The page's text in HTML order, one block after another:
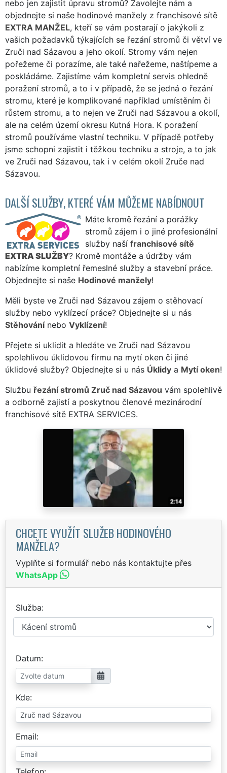
nebo jen zajistit úpravu stromů? Zavolejte nám a
objednejte si naše hodinové manžely z franchisové sítě
EXTRA MANŽEL, kteří se vám postarají o jakýkoli z
vašich požadavků týkajících se řezání stromů či větví ve
Zruči nad Sázavou a jeho okolí. Stromy vám nejen
pořežeme či porazíme, ale také nařežeme, naštípeme a
poskládáme. Zajistíme vám kompletní servis ohledně
poražení stromů, a to i v případě, že se jedná o řezání
stromu, které je komplikované například umístěním či
růstem stromu, a to nejen ve Zruči nad Sázavou a okolí,
ale na celém území okresu Kutná Hora. K poražení
stromů používáme vlastní techniku. V případě potřeby
jsme schopni zajistit i těžkou techniku a stroje, a to jak
ve Zruči nad Sázavou, tak i v celém okolí Zruče nad
Sázavou.
DALŠÍ SLUŽBY, KTERÉ VÁM MŮŽEME NABÍDNOUT
Máte kromě řezání a porážky
stromů zájem i o jiné profesionální
služby naší franchisové sítě
EXTRA SLUŽBY? Kromě montáže a údržby vám
nabízíme kompletní řemeslné služby a stavební práce.
Objednejte si naše Hodinové manžely!
Měli byste ve Zruči nad Sázavou zájem o stěhovací
služby nebo vyklízecí práce? Objednejte si u nás
Stěhovánínebo Vyklízení!
Přejete si uklidit a hledáte ve Zruči nad Sázavou
spolehlivou úklidovou firmu na mytí oken či jiné
úklidové služby? Objednejte si u nás Úklidy a Mytí oken!
Službu řezání stromů Zruč nad Sázavou vám spolehlivě
a odborně zajistí a poskytnou členové mezinárodní
franchisové sítě EXTRA SERVICES.
CHCETE VYUŽÍT SLUŽEB HODINOVÉHO
MANŽELA?
Vyplňte si formulář nebo nás kontaktujte přes
WhatsApp
Služba
Datum
Kde
Email